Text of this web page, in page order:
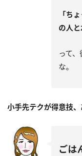
「ち
の人
って
な。
小手先テクが得意技
ごは